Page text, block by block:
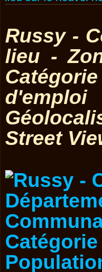
Russy -
lieu -
Street